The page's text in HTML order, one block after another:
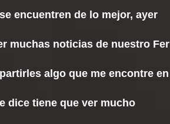
encuentren de lo mejor, ayer
muchas noticias de nuestro Fer
algo que me encontre en
dice tiene que ver mucho